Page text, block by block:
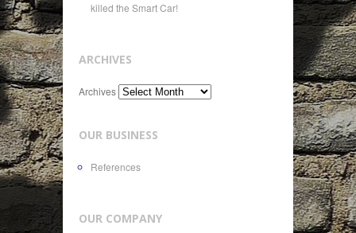
killed the Smart Car!
ARCHIVES
Archives
OUR BUSINESS
References
OUR COMPANY